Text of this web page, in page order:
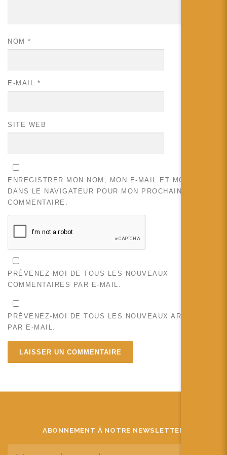
NOM *
E-MAIL *
SITE WEB
ENREGISTRER MON NOM, MON E-MAIL ET MON SITE
DANS LE NAVIGATEUR POUR MON PROCHAIN
COMMENTAIRE.
PRÉVENEZ-MOI DE TOUS LES NOUVEAUX
COMMENTAIRES PAR E-MAIL.
PRÉVENEZ-MOI DE TOUS LES NOUVEAUX ARTICLES
PAR E-MAIL.
ABONNEMENT À NOTRE NEWSLETTER